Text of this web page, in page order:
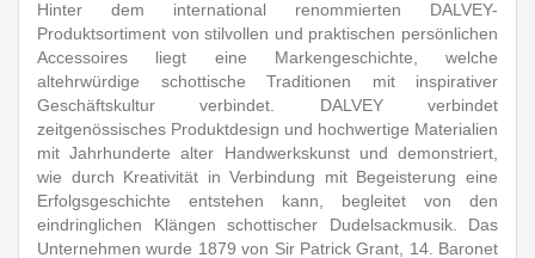
Hinter dem international renommierten DALVEY-
Produktsortiment von stilvollen und praktischen persönlichen
Accessoires liegt eine Markengeschichte, welche
altehrwürdige schottische Traditionen mit inspirativer
Geschäftskultur verbindet. DALVEY verbindet
zeitgenössisches Produktdesign und hochwertige Materialien
mit Jahrhunderte alter Handwerkskunst und demonstriert,
wie durch Kreativität in Verbindung mit Begeisterung eine
Erfolgsgeschichte entstehen kann, begleitet von den
eindringlichen Klängen schottischer Dudelsackmusik. Das
Unternehmen wurde 1879 von Sir Patrick Grant, 14. Baronet